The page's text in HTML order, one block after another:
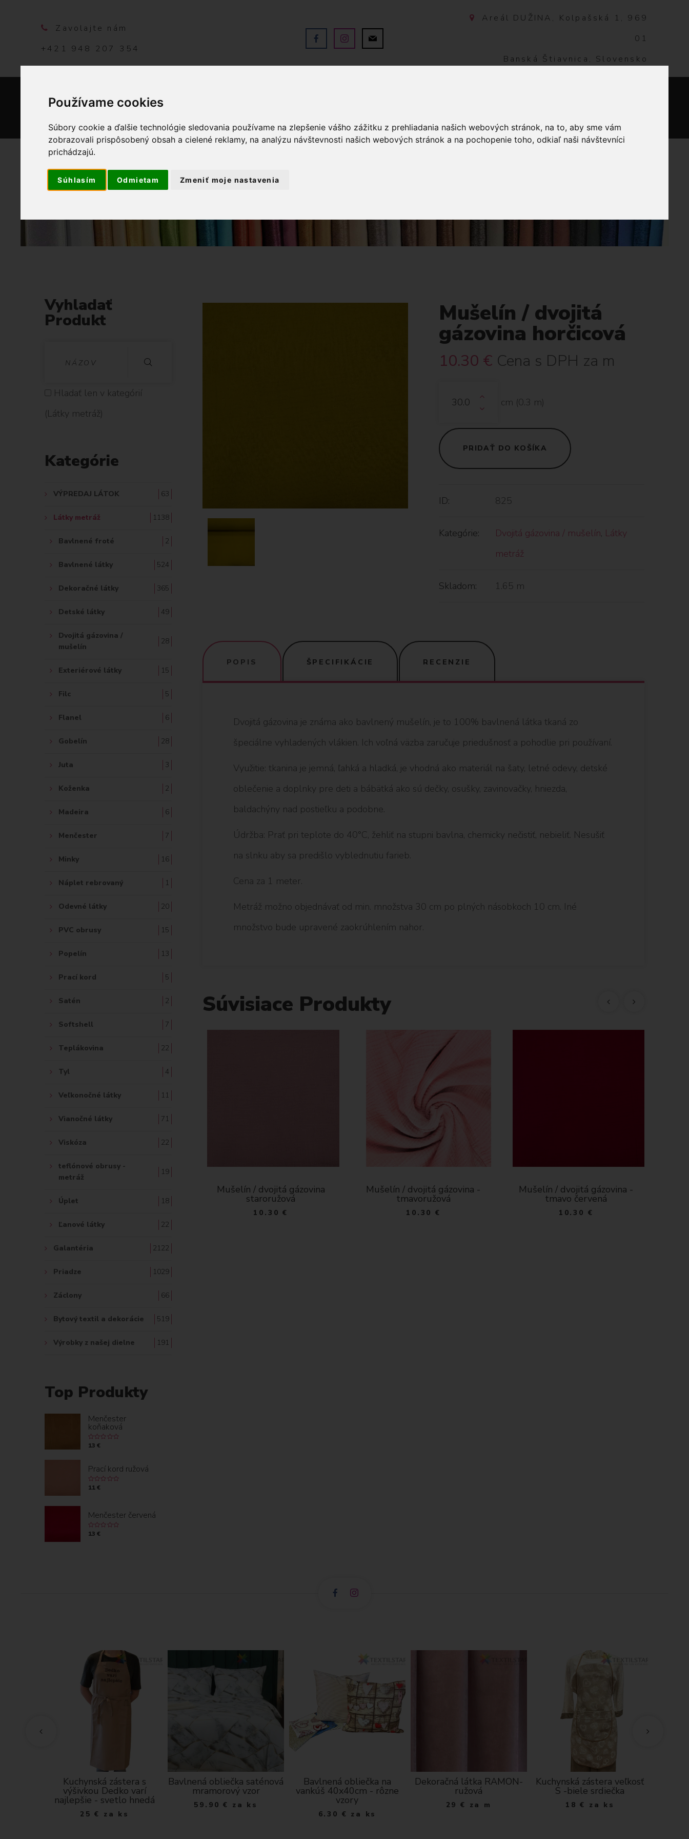
Používame cookies
Súbory cookie a ďalšie technológie sledovania používame na zlepšenie vášho zážitku z prehliadania našich webových stránok, na to, aby sme vám
zobrazovali prispôsobený obsah a cielené reklamy, na analýzu návštevnosti našich webových stránok a na pochopenie toho, odkiaľ naši návštevníci
prichádzajú.
Súhlasím Odmietam Zmeniť moje nastavenia
Zavolajte nám
+421 948 207 354
Areál DUŽINA, Kolpašská 1, 969
01
Banská Štiavnica, Slovensko
OBCHOD
Mušelín / dvojitá
gázovina horčicová
10.30 € Cena s DPH za m
cm (0.3 m)
PRIDAŤ DO KOŠÍKA
ID: 825
Kategórie: Dvojitá gázovina / mušelín, Látky
metráž
Skladom: 1.65 m
POPIS ŠPECIFIKÁCIE RECENZIE
Dvojitá gázovina je známa ako bavlnený mušelín, je to 100% bavlnená látka tkaná zo
špeciálne vyhladených vlákien. Ich voľná väzba zaručuje priedušnosť a pohodlie pri používaní.
Využitie: tkanina je jemná, ľahká a hladká, je vhodná ako materiál na šaty, letné odevy, detské
oblečenie a doplnky pre deti a bábätká ako sú dečky, osušky, zavinovačky, hniezda,
baldachýny nad postieľku a podobne.
Údržba: Prať pri teplote do 40°C, žehliť na stupni bavlna, chemicky nečistiť, nebieliť. Nesušiť
na slnku aby sa predišlo vyblednutiu farieb.
Cena za 1 meter.
Metráž možno objednávať od min. množstva 30 cm po plných násobkoch 10 cm. Iné
množstvo bude upravené zaokrúhlením nahor.
Súvisiace Produkty
Mušelín / dvojitá gázovina -
tmavoružová
10.30 €
Mušelín / dvojitá gázovina -
tmavo červená
10.30 €
Mušelín / dvojitá gázovina -
modrá
10.25 €
Vyhladať
Produkt
H
L
D
Ť
:
Hladať len v kategórií
(Látky metráž)
Kategórie
VÝPREDAJ LÁTOK 63
Látky metráž 1138
Bavlnené froté 2
Bavlnené látky 524
Dekoračné látky 365
Detské látky 49
Dvojitá gázovina /
mušelín
28
Exteriérové látky 15
Filc 5
Flanel 6
Gobelín 28
Juta 3
Koženka 2
Madeira 6
Menčester 7
Minky 16
Náplet rebrovaný 1
Odevné látky 20
PVC obrusy 15
Popelín 13
Prací kord 5
Satén 2
Softshell 7
Teplákovina 22
Tyl 4
Veľkonočné látky 11
Vianočné látky 71
Viskóza 22
teflónové obrusy -
metráž
19
Úplet 18
Ľanové látky 22
Galantéria 2122
Priadze 1029
Záclony 66
Bytový textil a dekorácie 519
Výrobky z našej dielne 191
Top Produkty
Menčester
koňaková
13 €
Prací kord ružová
11 €
Menčester červená
13 €
Kuchynská zástera s
výšivkou Dedko varí
najlepšie - svetlo hnedá
25 € za ks
Bavlnená obliečka saténová
mramorový vzor
59.90 € za ks
Bavlnená obliečka na
vankúš 40x40cm - rôzne
vzory
6.30 € za ks
Dekoračná látka RAMON-
ružová
29 € za m
Kuchynská zástera veľkosť
S -biele srdiečka
18 € za ks